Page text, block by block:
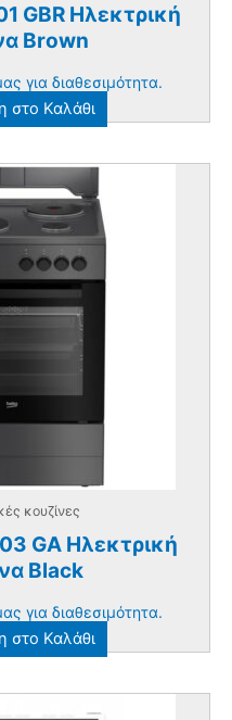
GBR Ηλεκτρική
Brown
για διαθεσιμότητα.
στο Καλάθι
κουζίνες
GA Ηλεκτρική
Black
για διαθεσιμότητα.
στο Καλάθι